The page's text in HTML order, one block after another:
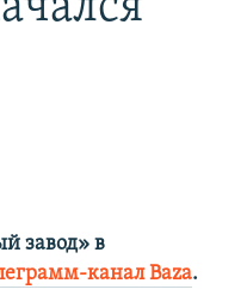
завод» в
канал Baza.